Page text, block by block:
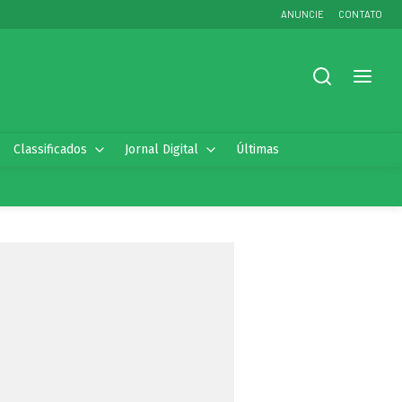
ANUNCIE CONTATO
Classificados Jornal Digital Últimas